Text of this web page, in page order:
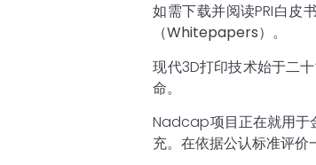
如需下载并阅读PRI白皮
（Whitepapers）。
现代3D打印技术始于二
命。
Nadcap项目正在就用于
充。在依据公认标准评价